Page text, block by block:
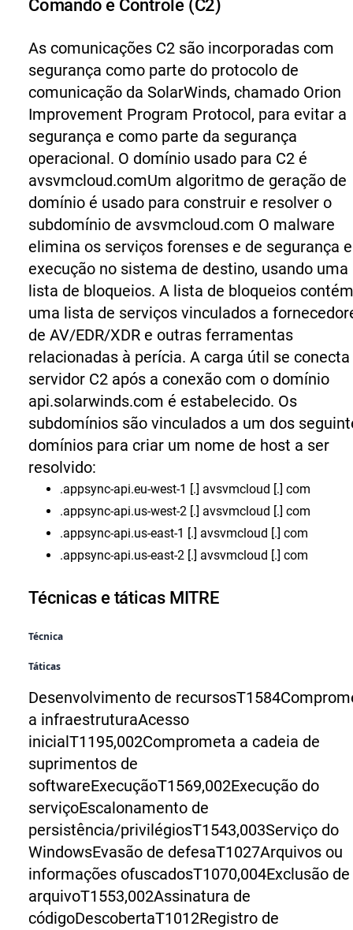
Comando e Controle (C2)
As comunicações C2 são incorporadas com
segurança como parte do protocolo de
comunicação da SolarWinds, chamado Orion
Improvement Program Protocol, para evitar a
segurança e como parte da segurança
operacional. O domínio usado para C2 é
avsvmcloud.comUm algoritmo de geração de
domínio é usado para construir e resolver o
subdomínio de avsvmcloud.com O malware
elimina os serviços forenses e de segurança
execução no sistema de destino, usando uma
lista de bloqueios. A lista de bloqueios contém
uma lista de serviços vinculados a
de AV/EDR/XDR e outras ferramentas
relacionadas à perícia. A carga útil se conecta
servidor C2 após a conexão com o domínio
api.solarwinds.com é estabelecido. Os
subdomínios são vinculados a um dos
domínios para criar um nome de host a ser
resolvido:
.appsync-api.eu-west-1 [.] avsvmcloud [.] com
.appsync-api.us-west-2 [.] avsvmcloud [.] com
.appsync-api.us-east-1 [.] avsvmcloud [.] com
.appsync-api.us-east-2 [.] avsvmcloud [.] com
Técnicas e táticas MITRE
Técnica
Táticas
Desenvolvimento de recursosT1584
a infraestruturaAcesso
inicialT1195,002Comprometa a cadeia de
suprimentos de
softwareExecuçãoT1569,002Execução do
serviçoEscalonamento de
persistência/privilégiosT1543,003Serviço do
WindowsEvasão de defesaT1027Arquivos ou
informações ofuscadosT1070,004Exclusão de
arquivoT1553,002Assinatura de
códigoDescobertaT1012Registro de